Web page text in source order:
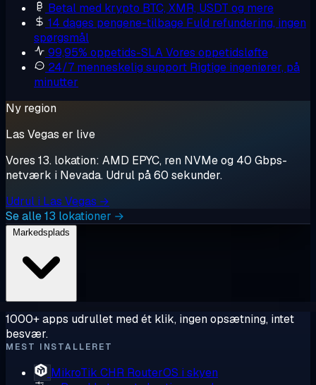
Betal med krypto BTC, XMR, USDT og mere
14 dages pengene-tilbage Fuld refundering, ingen
spørgsmål
99,95% oppetids-SLAVores oppetidsløfte
24/7 menneskelig support Rigtige ingeniører, på
minutter
Ny region
Las Vegas er live
Vores 13. lokation: AMD EPYC, ren NVMe og 40 Gbps-
netværk i Nevada. Udrul på 60 sekunder.
Udrul i Las Vegas →
Se alle 13 lokationer →
1000+ apps udrullet med ét klik, ingen opsætning, intet
besvær.
MEST INSTALLERET
MikroTik CHR RouterOS i skyen